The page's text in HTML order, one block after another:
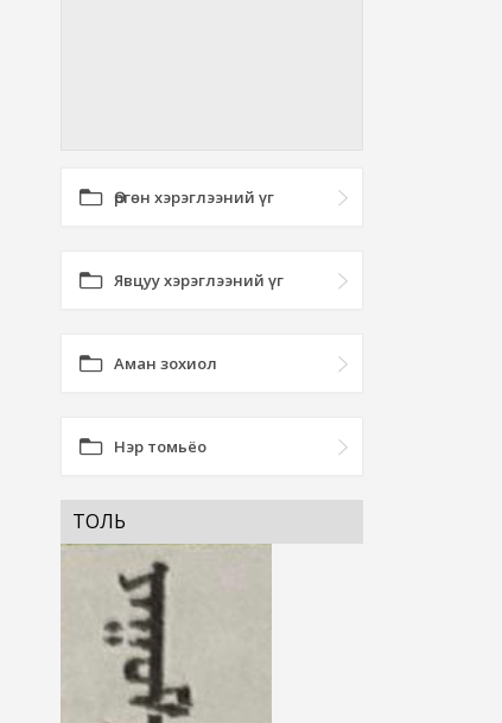
Өргөн хэрэглээний үг
Явцуу хэрэглээний үг
Аман зохиол
Нэр томьёо
ТОЛЬ